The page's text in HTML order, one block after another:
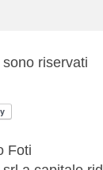
riservati
Foti